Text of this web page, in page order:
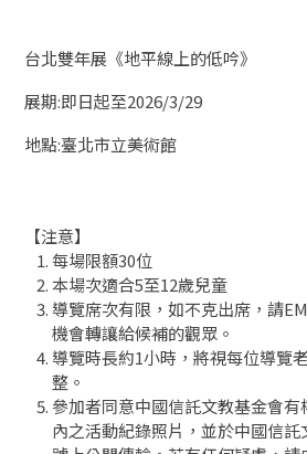
台北雙年展《地平線上的低吟》
展期:即日起至2026/3/29
地點:臺北市立美術館
【注意】
每場限額30位
本場次適合5至12歲兒童
導覽席次有限，如不克出席，請
機會轉讓給候補的觀眾。
導覽時長約1小時，將視每位導覽
整。
參加者同意中國信託文教基金會
內之活動紀錄照片，並於中國信